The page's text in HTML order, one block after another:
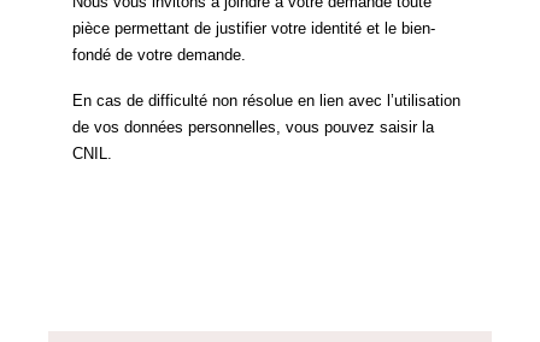
pièce permettant de justifier votre identité et le bien-
fondé de votre demande.
En cas de difficulté non résolue en lien avec l’utilisation
de vos données personnelles, vous pouvez saisir la
CNIL.